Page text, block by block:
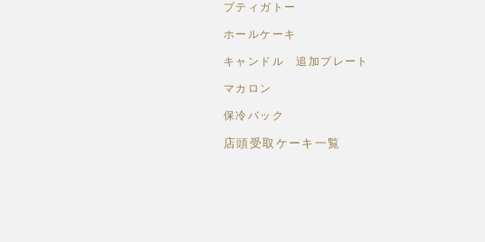
プティガトー
ホールケーキ
キャンドル 追加プレート
マカロン
保冷バック
店頭受取ケーキ一覧